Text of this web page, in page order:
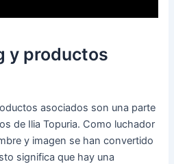
y productos
asociados son una parte
de Ilia Topuria. Como luchador
y imagen se han convertido
significa que hay una